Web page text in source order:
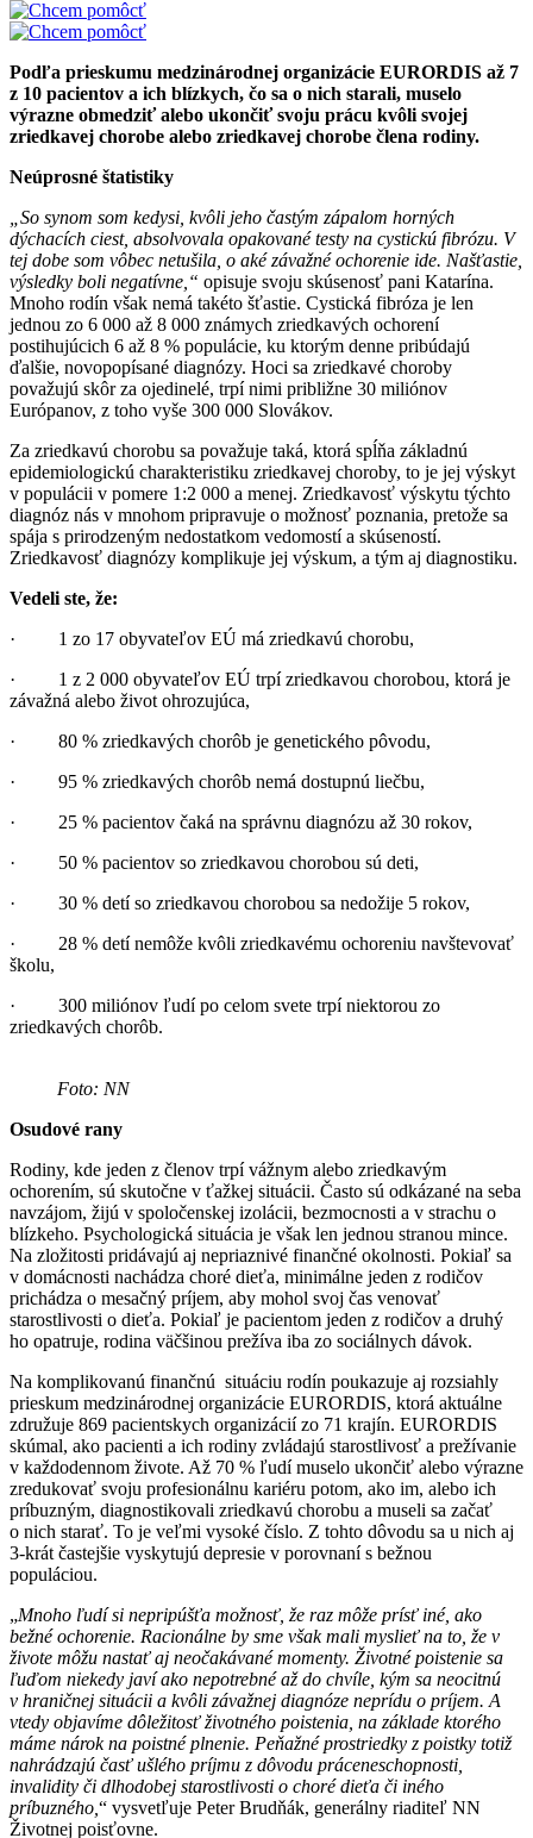
Podľa prieskumu medzinárodnej organizácie EURORDIS až 7
z 10 pacientov a ich blízkych, čo sa o nich starali, muselo
výrazne obmedziť alebo ukončiť svoju prácu kvôli svojej
zriedkavej chorobe alebo zriedkavej chorobe člena rodiny.
Neúprosné štatistiky
„So synom som kedysi, kvôli jeho častým zápalom horných
dýchacích ciest, absolvovala opakované testy na cystickú fibrózu. V
tej dobe som vôbec netušila, o aké závažné ochorenie ide. Našťastie,
výsledky boli negatívne,“ opisuje svoju skúsenosť pani Katarína.
Mnoho rodín však nemá takéto šťastie. Cystická fibróza je len
jednou zo 6 000 až 8 000 známych zriedkavých ochorení
postihujúcich 6 až 8 % populácie, ku ktorým denne pribúdajú
ďalšie, novopopísané diagnózy. Hoci sa zriedkavé choroby
považujú skôr za ojedinelé, trpí nimi približne 30 miliónov
Európanov, z toho vyše 300 000 Slovákov.
Za zriedkavú chorobu sa považuje taká, ktorá spĺňa základnú
epidemiologickú charakteristiku zriedkavej choroby, to je jej výskyt
v populácii v pomere 1:2 000 a menej. Zriedkavosť výskytu týchto
diagnóz nás v mnohom pripravuje o možnosť poznania, pretože sa
spája s prirodzeným nedostatkom vedomostí a skúseností.
Zriedkavosť diagnózy komplikuje jej výskum, a tým aj diagnostiku.
Vedeli ste, že:
· 1 zo 17 obyvateľov EÚ má zriedkavú chorobu,
· 1 z 2 000 obyvateľov EÚ trpí zriedkavou chorobou, ktorá je
závažná alebo život ohrozujúca,
· 80 % zriedkavých chorôb je genetického pôvodu,
· 95 % zriedkavých chorôb nemá dostupnú liečbu,
· 25 % pacientov čaká na správnu diagnózu až 30 rokov,
· 50 % pacientov so zriedkavou chorobou sú deti,
· 30 % detí so zriedkavou chorobou sa nedožije 5 rokov,
· 28 % detí nemôže kvôli zriedkavému ochoreniu navštevovať
školu,
· 300 miliónov ľudí po celom svete trpí niektorou zo
zriedkavých chorôb.
Foto: NN
Osudové rany
Rodiny, kde jeden z členov trpí vážnym alebo zriedkavým
ochorením, sú skutočne v ťažkej situácii. Často sú odkázané na seba
navzájom, žijú v spoločenskej izolácii, bezmocnosti a v strachu o
blízkeho. Psychologická situácia je však len jednou stranou mince.
Na zložitosti pridávajú aj nepriaznivé finančné okolnosti. Pokiaľ sa
v domácnosti nachádza choré dieťa, minimálne jeden z rodičov
prichádza o mesačný príjem, aby mohol svoj čas venovať
starostlivosti o dieťa. Pokiaľ je pacientom jeden z rodičov a druhý
ho opatruje, rodina väčšinou prežíva iba zo sociálnych dávok.
Na komplikovanú finančnú situáciu rodín poukazuje aj rozsiahly
prieskum medzinárodnej organizácie EURORDIS, ktorá aktuálne
združuje 869 pacientskych organizácií zo 71 krajín. EURORDIS
skúmal, ako pacienti a ich rodiny zvládajú starostlivosť a prežívanie
v každodennom živote. Až 70 % ľudí muselo ukončiť alebo výrazne
zredukovať svoju profesionálnu kariéru potom, ako im, alebo ich
príbuzným, diagnostikovali zriedkavú chorobu a museli sa začať
o nich starať. To je veľmi vysoké číslo. Z tohto dôvodu sa u nich aj
3-krát častejšie vyskytujú depresie v porovnaní s bežnou
populáciou.
„Mnoho ľudí si nepripúšťa možnosť, že raz môže prísť iné, ako
bežné ochorenie. Racionálne by sme však mali myslieť na to, že v
živote môžu nastať aj neočakávané momenty. Životné poistenie sa
ľuďom niekedy javí ako nepotrebné až do chvíle, kým sa neocitnú
v hraničnej situácii a kvôli závažnej diagnóze neprídu o príjem. A
vtedy objavíme dôležitosť životného poistenia, na základe ktorého
máme nárok na poistné plnenie. Peňažné prostriedky z poistky totiž
nahrádzajú časť ušlého príjmu z dôvodu práceneschopnosti,
invalidity či dlhodobej starostlivosti o choré dieťa či iného
príbuzného, “ vysvetľuje Peter Brudňák, generálny riaditeľ NN
Životnej poisťovne.